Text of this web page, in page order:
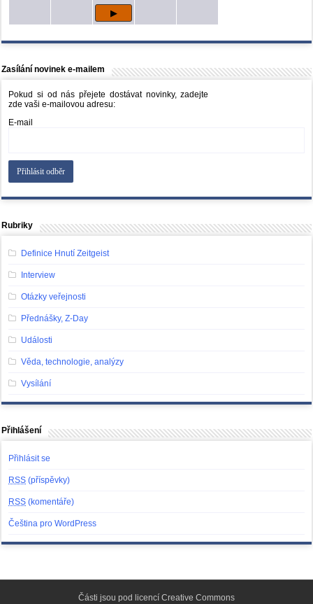
Zasílání novinek e-mailem
Pokud si od nás přejete dostávat novinky, zadejte
zde vaši e-mailovou adresu:
E-mail
Rubriky
Definice Hnutí Zeitgeist
Interview
Otázky veřejnosti
Přednášky, Z-Day
Události
Věda, technologie, analýzy
Vysílání
Přihlášení
Přihlásit se
RSS (příspěvky)
RSS (komentáře)
Čeština pro WordPress
Části jsou pod licencí Creative Commons